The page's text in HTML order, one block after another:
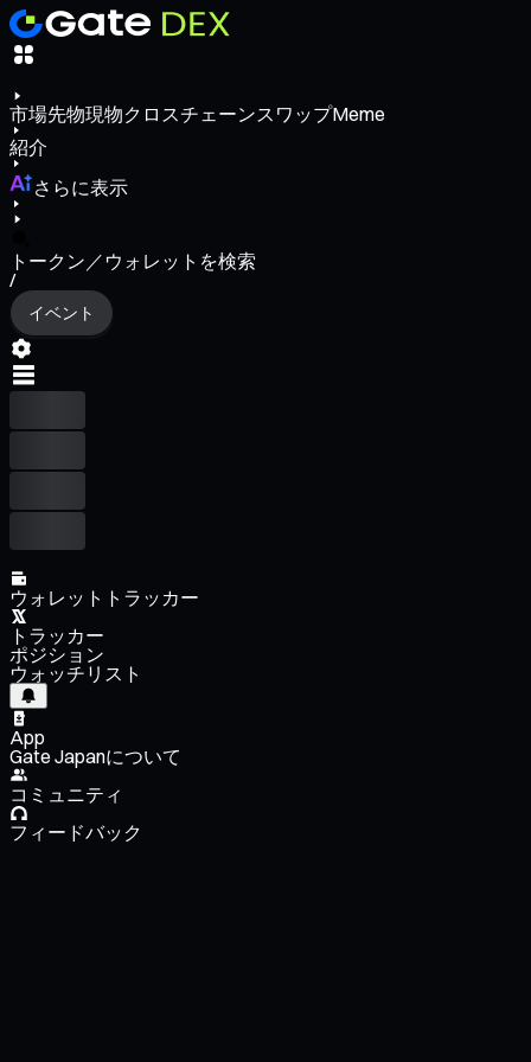
市場先物現物クロスチェーンスワップMeme
紹介
さらに表示
トークン／ウォレットを検索
/
イベント
ウォレットトラッカー
トラッカー
ポジション
ウォッチリスト
App
Gate Japanについて
コミュニティ
フィードバック